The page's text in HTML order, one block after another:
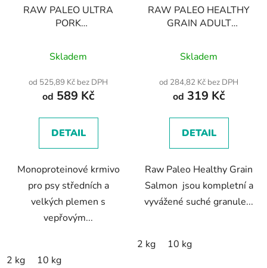
RAW PALEO ULTRA
PORK
ADULT - suché granule
s vepřovým masem pro
dospělé psy středních a
velkých plemen
Skladem
od 525,89 Kč bez DPH
od 589 Kč
DETAIL
Monoproteinové krmivo
pro psy středních a
velkých plemen s
vepřovým...
2 kg 10 kg
RAW PALEO HEALTHY
GRAIN ADULT
granule s lososem pro
dospělé psyhodnocení
produktu
je
z
Skladem
od 284,82 Kč bez DPH
od 319 Kč
DETAIL
Raw Paleo Healthy Grain
Salmon jsou kompletní a
vyvážené suché granule...
2 kg 10 kg